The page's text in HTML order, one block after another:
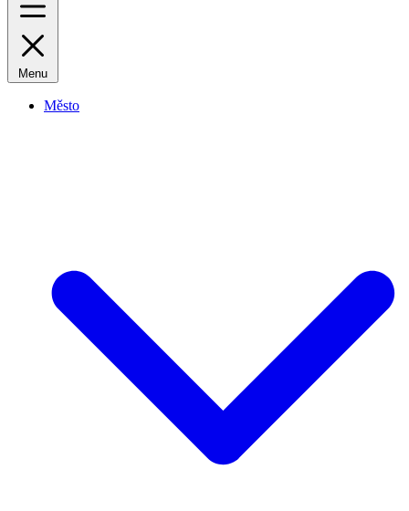
Menu
Město